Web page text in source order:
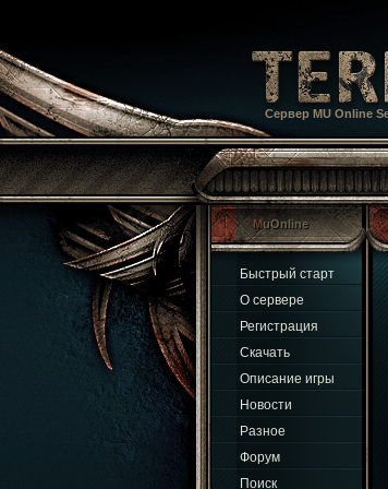
Сервер MU Online
MuOnline
Быстрый старт
О сервере
Регистрация
Скачать
Описание игры
Новости
Разное
Форум
Поиск